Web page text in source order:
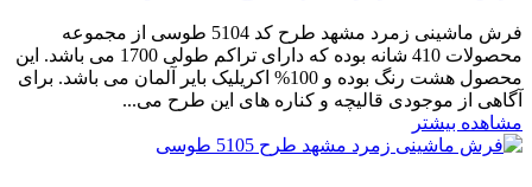
فرش ماشینی زمرد مشهد طرح کد 5104 طوسی از مجموعه
محصولات 410 شانه بوده که دارای تراکم طولی 1700 می باشد. این
محصول هشت رنگ بوده و 100% اکریلیک بایر آلمان می باشد. برای
آگاهی از موجودی قالیچه و کناره های این طرح می...
مشاهده بیشتر